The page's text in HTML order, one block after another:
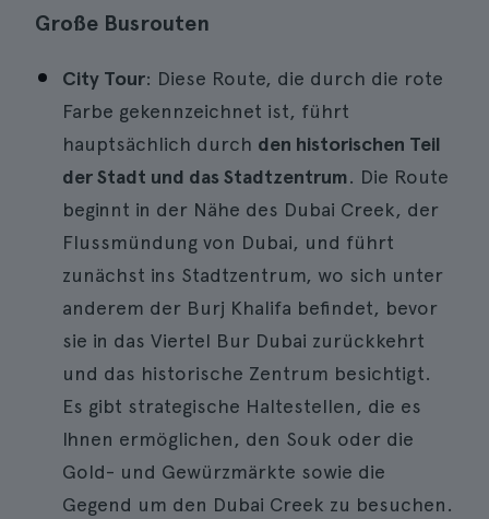
Große Busrouten
City Tour: Diese Route, die durch die rote
Farbe gekennzeichnet ist, führt
hauptsächlich durch den historischen Teil
der Stadt und das Stadtzentrum. Die Route
beginnt in der Nähe des Dubai Creek, der
Flussmündung von Dubai, und führt
zunächst ins Stadtzentrum, wo sich unter
anderem der Burj Khalifa befindet, bevor
sie in das Viertel Bur Dubai zurückkehrt
und das historische Zentrum besichtigt.
Es gibt strategische Haltestellen, die es
Ihnen ermöglichen, den Souk oder die
Gold- und Gewürzmärkte sowie die
Gegend um den Dubai Creek zu besuchen.